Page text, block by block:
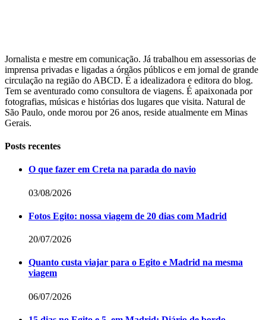
Jornalista e mestre em comunicação. Já trabalhou em assessorias de
imprensa privadas e ligadas a órgãos públicos e em jornal de grande
circulação na região do ABCD. É a idealizadora e editora do blog.
Tem se aventurado como consultora de viagens. É apaixonada por
fotografias, músicas e histórias dos lugares que visita. Natural de
São Paulo, onde morou por 26 anos, reside atualmente em Minas
Gerais.
Posts recentes
O que fazer em Creta na parada do navio
03/08/2026
Fotos Egito: nossa viagem de 20 dias com Madrid
20/07/2026
Quanto custa viajar para o Egito e Madrid na mesma
viagem
06/07/2026